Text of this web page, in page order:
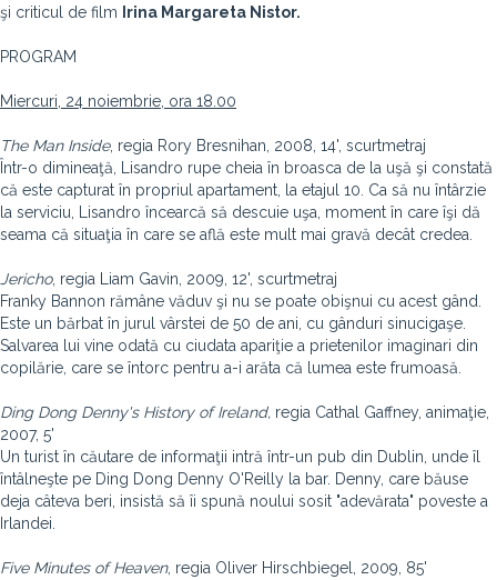
şi criticul de film
Irina Margareta Nistor.
PROGRAM
Miercuri, 24 noiembrie, ora 18.00
The Man Inside, regia Rory Bresnihan, 2008, 14', scurtmetraj
Într-o dimineaţă, Lisandro rupe cheia în broasca de la uşă şi constată
că este capturat în propriul apartament, la etajul 10. Ca să nu întârzie
la serviciu, Lisandro încearcă să descuie uşa, moment în care îşi dă
seama că situaţia în care se află este mult mai gravă decât credea.
Jericho, regia Liam Gavin, 2009, 12', scurtmetraj
Franky Bannon rămâne văduv şi nu se poate obişnui cu acest gând.
Este un bărbat în jurul vârstei de 50 de ani, cu gânduri sinucigaşe.
Salvarea lui vine odată cu ciudata apariţie a prietenilor imaginari din
copilărie, care se întorc pentru a-i arăta că lumea este frumoasă.
Ding Dong Denny's History of Ireland, regia Cathal Gaffney, animaţie,
2007, 5'
Un turist în căutare de informaţii intră într-un pub din Dublin, unde îl
întâlneşte pe Ding Dong Denny O'Reilly la bar. Denny, care băuse
deja câteva beri, insistă să îi spună noului sosit "adevărata" poveste a
Irlandei.
Five Minutes of Heaven, regia Oliver Hirschbiegel, 2009, 85'